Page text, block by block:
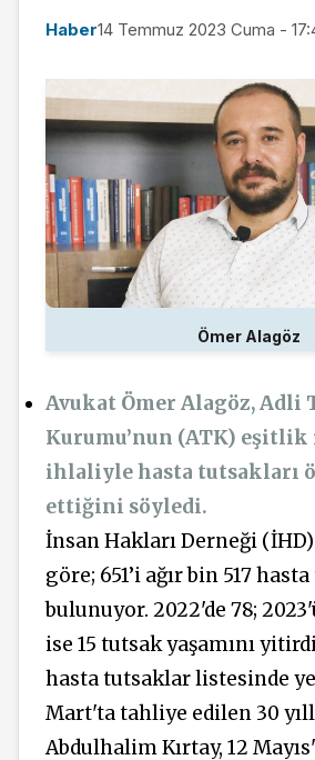
Haber14 Temmuz 2023 Cuma -
Ömer Alagöz
Avukat Ömer Alagöz, Adli
Kurumu’nun (ATK)
ihlaliyle hasta tutsakları
ettiğini söyledi.
İnsan Hakları Derneği
göre; 651’i ağır bin 517
bulunuyor. 2022'de 78;
ise 15 tutsak yaşamını
hasta tutsaklar listesinde
Mart'ta tahliye edilen 30
Abdulhalim Kırtay, 12